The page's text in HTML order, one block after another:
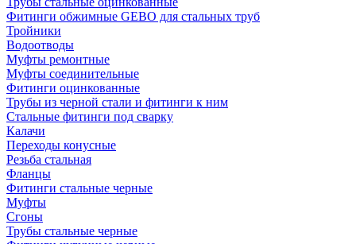
Фитинги обжимные GEBO для стальных труб
Тройники
Водоотводы
Муфты ремонтные
Муфты соединительные
Фитинги оцинкованные
Трубы из черной стали и фитинги к ним
Стальные фитинги под сварку
Калачи
Переходы конусные
Резьба стальная
Фланцы
Фитинги стальные черные
Муфты
Сгоны
Трубы стальные черные